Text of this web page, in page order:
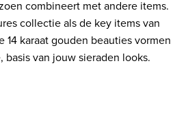
combineert met andere items.
collectie als de key items van
14 karaat gouden beauties vormen
van jouw sieraden looks.